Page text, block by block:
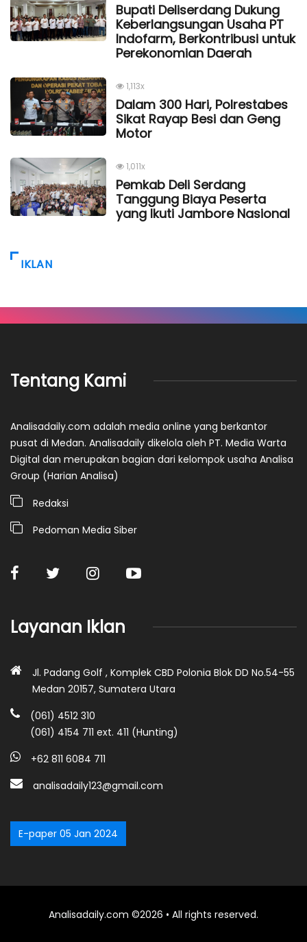
Bupati Deliserdang Dukung
Keberlangsungan Usaha PT
Indofarm, Berkontribusi untuk
Perekonomian Daerah
1,113x
Dalam 300 Hari, Polrestabes
Sikat Rayap Besi dan Geng
Motor
1,011x
Pemkab Deli Serdang
Tanggung Biaya Peserta
yang Ikuti Jambore Nasional
IKLAN
Tentang Kami
Analisadaily.com adalah media online yang berkantor
pusat di Medan. Analisadaily dikelola oleh PT. Media Warta
Digital dan merupakan bagian dari kelompok usaha Analisa
Group (Harian Analisa)
Redaksi
Pedoman Media Siber
Layanan Iklan
Jl. Padang Golf , Komplek CBD Polonia Blok DD No.54-55
Medan 20157, Sumatera Utara
(061) 4512 310
(061) 4154 711 ext. 411 (Hunting)
+62 811 6084 711
analisadaily123@gmail.com
E-paper 05 Jan 2024
Analisadaily.com ©2026 • All rights reserved.